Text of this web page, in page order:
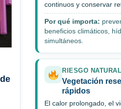
continuos y conservar
Por qué importa:
beneficios climáticos,
simultáneos.
RIESGO NATURAL
Vegetación
rápidos
El calor prolongado, el